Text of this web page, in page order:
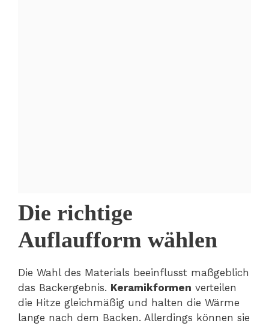
Die richtige
Auflaufform wählen
Die Wahl des Materials beeinflusst maßgeblich
das Backergebnis. Keramikformen verteilen
die Hitze gleichmäßig und halten die Wärme
lange nach dem Backen. Allerdings können sie